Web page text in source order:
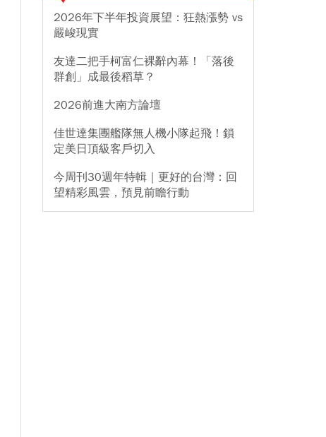
2026年下半年投資展望：狂熱漲勢 vs
嚴峻現實
友達二把手柯富仁裸辭內幕！「落後
群創」成最後稻草？
2026前進大南方論壇
佳世達集團艦隊無人機小隊起飛！鎖
定美日頂級客戶切入
今周刊30週年特輯｜更好的台灣：回
望精彩風雲，預見前瞻行動